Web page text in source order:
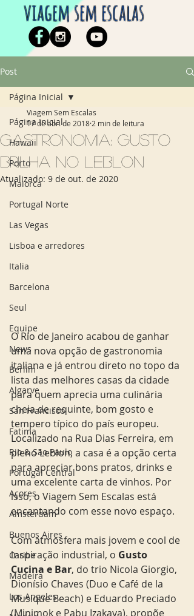
viagem sem escalas
Post
Página Inicial
Hawaii
Porto
Maiorca
Portugal Norte
Las Vegas
Lisboa e arredores
Italia
Barcelona
Seul
Equipe
News
Berlim
Algarve
San Francisco
Fatima
Rio & São Paulo
Portugal Central
Açores
Amsterdam
Buenos Aires
Caribe
Madeira
Los Angeles
Página Inicial
Gastronomia: Gusto
brilha no Leblon
Viagem Sem Escalas
17 de abr. de 2018 2 min de leitura
Atualizado: 9 de out. de 2020
O Rio de Janeiro acabou de ganhar
uma nova opção de gastronomia
italiana e já entrou direto no topo da
lista das melhores casas da cidade
para quem aprecia uma culinária
cheia de requinte, bom gosto e
tempero típico do país europeu.
Localizado na Rua Dias Ferreira, em
pleno Leblon, a casa é a opção certa
para apreciar bons pratos, drinks e
uma excelente carta de vinhos. Por
isso, o Viagem Sem Escalas está
encantando com esse novo espaço.
Com atmosfera mais jovem e cool de
inspiração industrial, o Gusto
Cucina e Bar, do trio Nicola Giorgio,
Dionísio Chaves (Duo e Café de la
Musique Beach) e Eduardo Preciado
(Minimok e Pabu Izakaya), propõe